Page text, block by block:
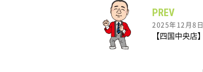
PREV
2025年12月8日